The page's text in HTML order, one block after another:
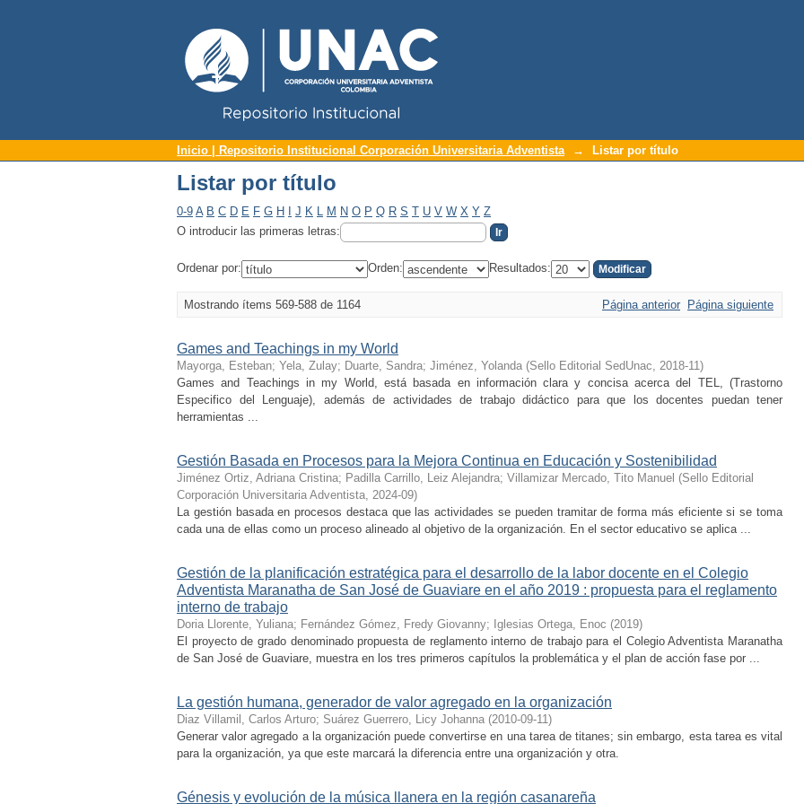
Listar por título
Inicio | Repositorio Institucional Corporación Universitaria Adventista → Listar por título
Listar por título
0-9 A B C D E F G H J K L M N O P Q R S T U V W X Y Z
O introducir las primeras letras:
Ordenar por: Orden: Resultados:
Mostrando ítems 569-588 de 1164 Página anterior Página siguiente
Games and Teachings in my World
Mayorga, Esteban; Yela, Zulay; Duarte, Sandra; Jiménez, Yolanda (Sello Editorial SedUnac, 2018-11)
Games and Teachings in my World, está basada en información clara y concisa acerca del TEL, (Trastorno
Especifico del Lenguaje), además de actividades de trabajo didáctico para que los docentes puedan tener
herramientas ...
Gestión Basada en Procesos para la Mejora Continua en Educación y Sostenibilidad
Jiménez Ortiz, Adriana Cristina; Padilla Carrillo, Leiz Alejandra; Villamizar Mercado, Tito Manuel (Sello Editorial
Corporación Universitaria Adventista, 2024-09)
La gestión basada en procesos destaca que las actividades se pueden tramitar de forma más eficiente si se toma
cada una de ellas como un proceso alineado al objetivo de la organización. En el sector educativo se aplica ...
Gestión de la planificación estratégica para el desarrollo de la labor docente en el Colegio
Adventista Maranatha de San José de Guaviare en el año 2019 : propuesta para el reglamento
interno de trabajo
Doria Llorente, Yuliana; Fernández Gómez, Fredy Giovanny; Iglesias Ortega, Enoc (2019)
El proyecto de grado denominado propuesta de reglamento interno de trabajo para el Colegio Adventista Maranatha
de San José de Guaviare, muestra en los tres primeros capítulos la problemática y el plan de acción fase por ...
La gestión humana, generador de valor agregado en la organización
Diaz Villamil, Carlos Arturo; Suárez Guerrero, Licy Johanna (2010-09-11)
Generar valor agregado a la organización puede convertirse en una tarea de titanes; sin embargo, esta tarea es vital
para la organización, ya que este marcará la diferencia entre una organización y otra.
Génesis y evolución de la música llanera en la región casanareña